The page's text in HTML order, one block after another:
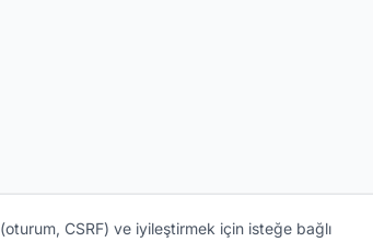
(oturum, CSRF) ve iyileştirmek için isteğe bağlı